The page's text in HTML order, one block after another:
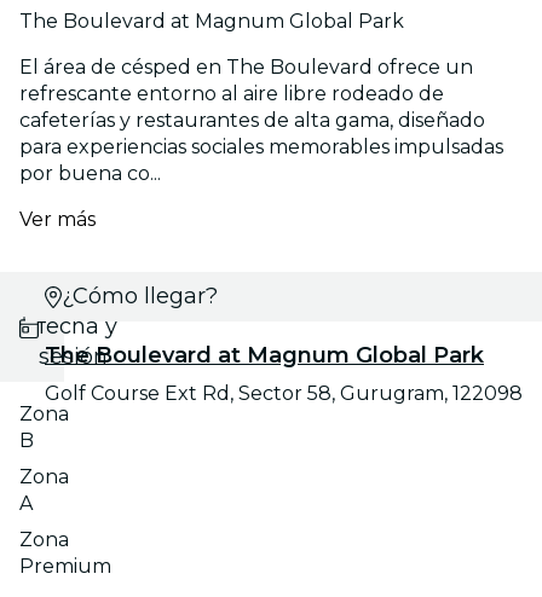
The Boulevard at Magnum Global Park
El área de césped en The Boulevard ofrece un
refrescante entorno al aire libre rodeado de
cafeterías y restaurantes de alta gama, diseñado
para experiencias sociales memorables impulsadas
por buena co...
Ver más
Selecciona
fecha y
sesión
Zona
B
Zona
A
Zona
Premium
¿Cómo llegar?
The Boulevard at Magnum Global Park
Golf Course Ext Rd, Sector 58, Gurugram, 122098